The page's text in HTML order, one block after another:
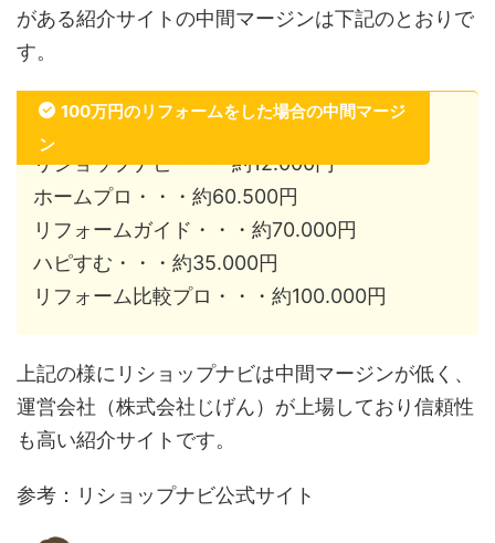
がある紹介サイトの中間マージンは下記のとおりで
す。
100万円のリフォームをした場合の中間マージ
ン
リショップナビ・・・約12.000円
ホームプロ・・・約60.500円
リフォームガイド・・・約70.000円
ハピすむ・・・約35.000円
リフォーム比較プロ・・・約100.000円
上記の様にリショップナビは中間マージンが低く、
運営会社（株式会社じげん）が上場しており信頼性
も高い紹介サイトです。
参考：リショップナビ公式サイト